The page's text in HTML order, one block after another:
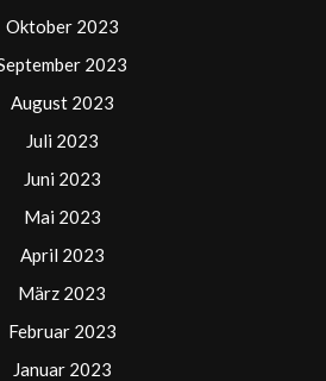
Oktober 2023
2023
August 2023
Juli 2023
Juni 2023
Mai 2023
April 2023
März 2023
Februar 2023
Januar 2023